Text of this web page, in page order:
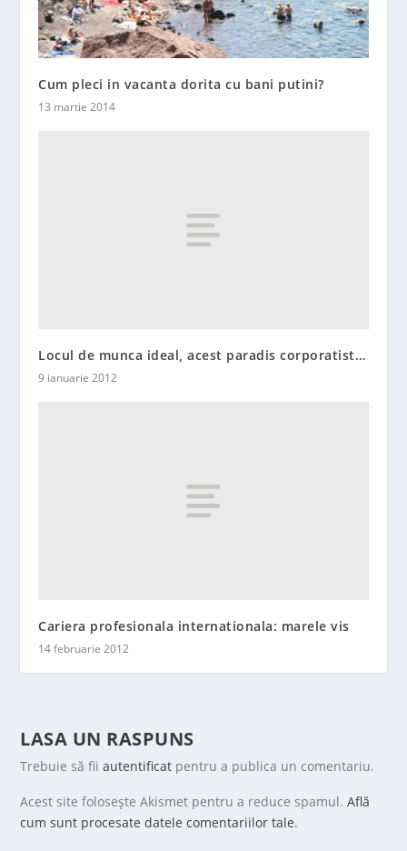
Cum pleci in vacanta dorita cu bani putini?
13 martie 2014
Locul de munca ideal, acest paradis corporatist…
9 ianuarie 2012
Cariera profesionala internationala: marele vis
14 februarie 2012
LASA UN RASPUNS
Trebuie să fiiautentificat pentru a publica un comentariu.
Acest site folosește Akismet pentru a reduce spamul.Află
cum sunt procesate datele comentariilor tale.